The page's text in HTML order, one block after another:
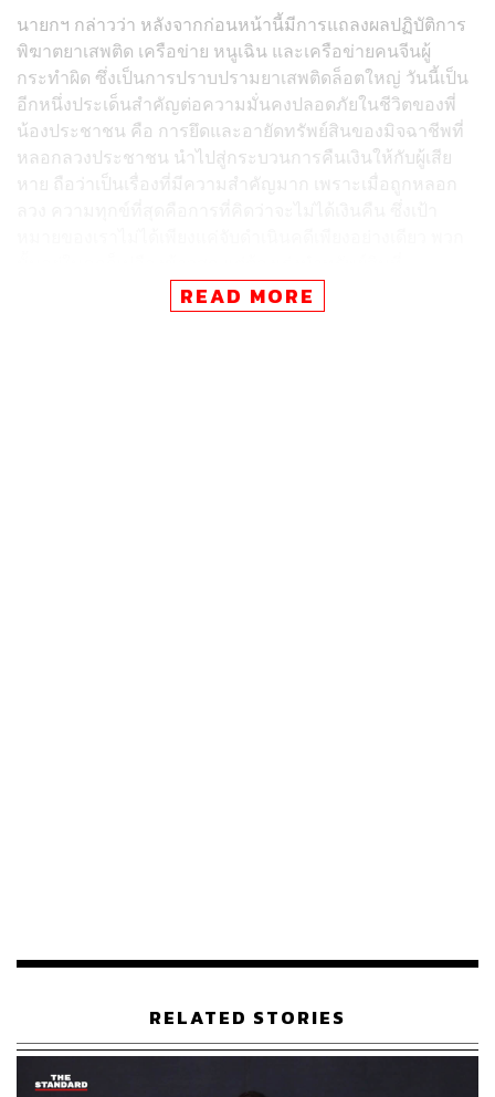
นายกฯ กล่าวว่า หลังจากก่อนหน้านี้มีการแถลงผลปฏิบัติการ
พิฆาตยาเสพติด เครือข่าย หนูเฉิน และเครือข่ายคนจีนผู้
กระทำผิด ซึ่งเป็นการปราบปรามยาเสพติดล็อตใหญ่ วันนี้เป็น
อีกหนึ่งประเด็นสำคัญต่อความมั่นคงปลอดภัยในชีวิตของพี่
น้องประชาชน คือ การยึดและอายัดทรัพย์สินของมิจฉาชีพที่
หลอกลวงประชาชน นำไปสู่กระบวนการคืนเงินให้กับผู้เสีย
หาย ถือว่าเป็นเรื่องที่มีความสำคัญมาก เพราะเมื่อถูกหลอก
ประชาชนถูกหลอกลวงได้นำกลับคืน
สันติราษฎร์ พิชิตอันธพาล อภิบาลประชาชน ซึ่งรัฐบาลจะ
ดำเนินการต่อไปตราบใดที่คนเหล่านี้ยังไม่ได้ยำเกรงต่อ
กฎหมายบ้านเมือง
READ MORE
RELATED STORIES